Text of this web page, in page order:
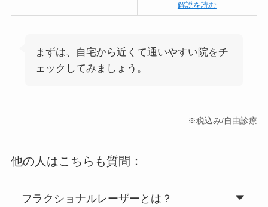
解説を読む
まずは、自宅から近くて通いやすい院をチ
ェックしてみましょう。
※税込み/自由診療
他の人はこちらも質問：
フラクショナルレーザーとは？